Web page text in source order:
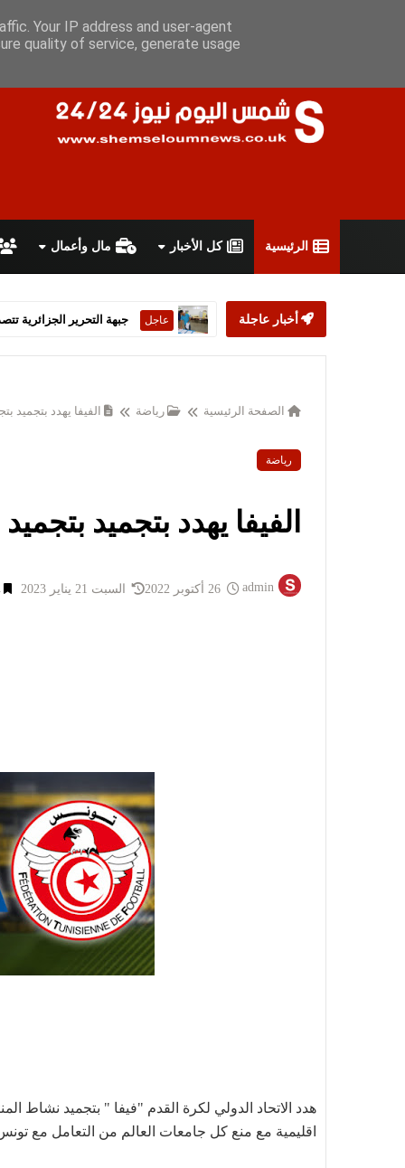
سياسة الخصوصية اتفاقية الاستخدام
الرئيسية كل الأخبار مال وأعمال
أخبار عاجلة عاجل ستارمر يعلن استقالته من
الصفحة الرئيسية رياضة الفيفا يهدد بتجميد
رياضة
الفيفا يهدد بتجميد
admin السبت 21 يناير 2023
هدد الاتحاد الدولي لكرة القدم "فيفا " بتجميد نشاط
اقليمية مع منع كل جامعات العالم من التعامل مع
Your IP address and user-agent
quality of service, generate usage